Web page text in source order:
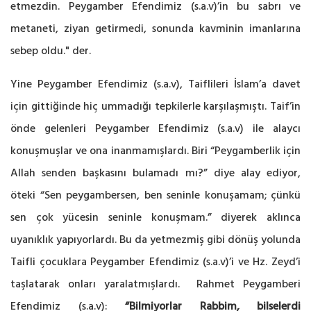
etmezdin. Peygamber Efendimiz (s.a.v)’in bu sabrı ve
metaneti, ziyan getirmedi, sonunda kavminin imanlarına
sebep oldu." der.
Yine Peygamber Efendimiz (s.a.v), Taiflileri İslam’a davet
için gittiğinde hiç ummadığı tepkilerle karşılaşmıştı. Taif’in
önde gelenleri Peygamber Efendimiz (s.a.v) ile alaycı
konuşmuşlar ve ona inanmamışlardı. Biri “Peygamberlik için
Allah senden başkasını bulamadı mı?” diye alay ediyor,
öteki “Sen peygambersen, ben seninle konuşamam; çünkü
sen çok yücesin seninle konuşmam.” diyerek aklınca
uyanıklık yapıyorlardı. Bu da yetmezmiş gibi dönüş yolunda
Taifli çocuklara Peygamber Efendimiz (s.a.v)’i ve Hz. Zeyd’i
taşlatarak onları yaralatmışlardı. Rahmet Peygamberi
Efendimiz (s.a.v): “Bilmiyorlar Rabbim, bilselerdi